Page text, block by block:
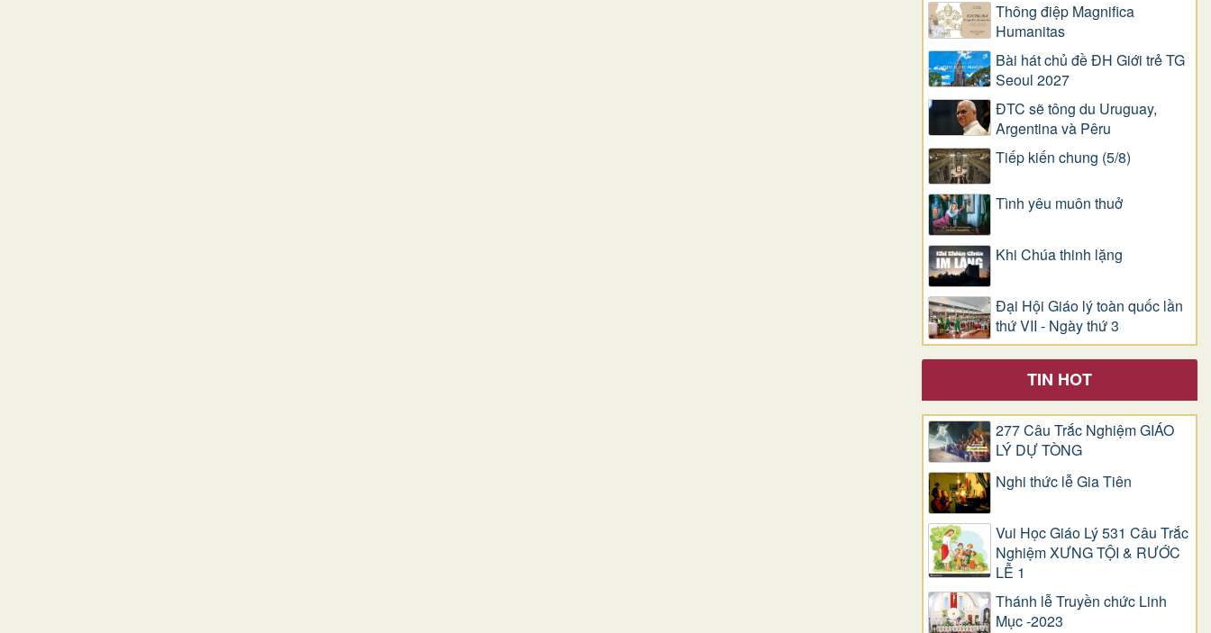
Thông điệp Magnifica
Humanitas
Bài hát chủ đề ĐH Giới trẻ TG
Seoul 2027
ĐTC sẽ tông du Uruguay,
Argentina và Pêru
Tiếp kiến chung (5/8)
Tình yêu muôn thuở
Khi Chúa thinh lặng
Đại Hội Giáo lý toàn quốc lần
thứ VII - Ngày thứ 3
TIN HOT
277 Câu Trắc Nghiệm GIÁO
LÝ DỰ TÒNG
Nghi thức lễ Gia Tiên
Vui Học Giáo Lý 531 Câu Trắc
Nghiệm XƯNG TỘI & RƯỚC
LỄ 1
Thánh lễ Truyền chức Linh
Mục -2023